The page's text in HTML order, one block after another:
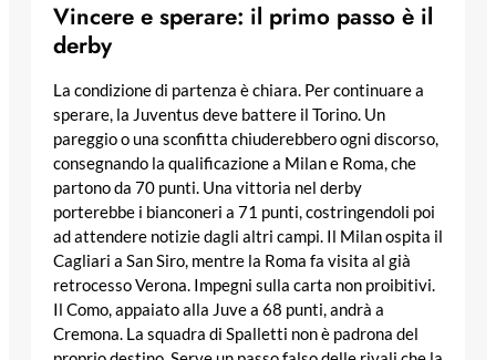
Vincere e sperare: il primo passo è il
derby
La condizione di partenza è chiara. Per continuare a
sperare, la Juventus deve battere il Torino. Un
pareggio o una sconfitta chiuderebbero ogni discorso,
consegnando la qualificazione a Milan e Roma, che
partono da 70 punti. Una vittoria nel derby
porterebbe i bianconeri a 71 punti, costringendoli poi
ad attendere notizie dagli altri campi. Il Milan ospita il
Cagliari a San Siro, mentre la Roma fa visita al già
retrocesso Verona. Impegni sulla carta non proibitivi.
Il Como, appaiato alla Juve a 68 punti, andrà a
Cremona. La squadra di Spalletti non è padrona del